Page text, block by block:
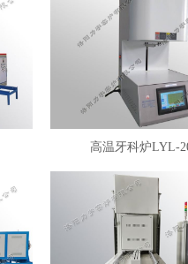
高温牙科炉LYL-